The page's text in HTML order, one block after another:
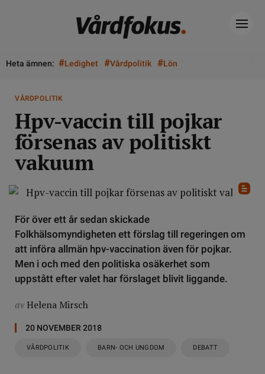
Heta ämnen: #Ledighet #Vårdpolitik #Lön
VÅRDPOLITIK
Hpv-vaccin till pojkar
försenas av politiskt
vakuum
För över ett år sedan skickade
Folkhälsomyndigheten ett förslag till regeringen om
att införa allmän hpv-vaccination även för pojkar.
Men i och med den politiska osäkerhet som
uppstått efter valet har förslaget blivit liggande.
av Helena Mirsch
20 NOVEMBER 2018
VÅRDPOLITIK BARN- OCH UNGDOM DEBATT